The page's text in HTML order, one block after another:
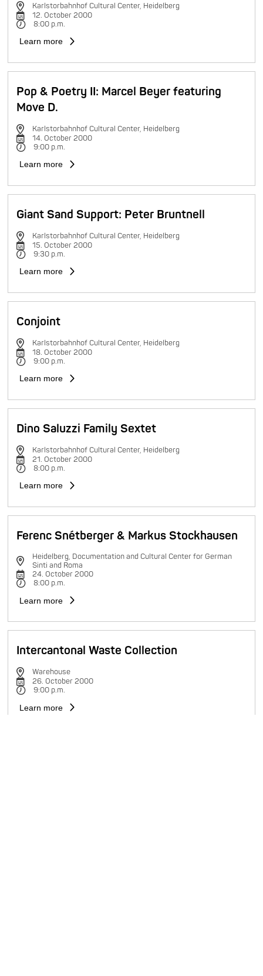
Karlstorbahnhof Cultural Center, Heidelberg
12. October 2000
8:00 p.m.
Learn more
Pop & Poetry II: Marcel Beyer featuring
Move D.
Karlstorbahnhof Cultural Center, Heidelberg
14. October 2000
9:00 p.m.
Learn more
Giant Sand Support: Peter Bruntnell
Karlstorbahnhof Cultural Center, Heidelberg
15. October 2000
9:30 p.m.
Learn more
Conjoint
Karlstorbahnhof Cultural Center, Heidelberg
18. October 2000
9:00 p.m.
Learn more
Dino Saluzzi Family Sextet
Karlstorbahnhof Cultural Center, Heidelberg
21. October 2000
8:00 p.m.
Learn more
Ferenc Snétberger & Markus Stockhausen
Heidelberg, Documentation and Cultural Center for German
Sinti and Roma
24. October 2000
8:00 p.m.
Learn more
Intercantonal Waste Collection
Warehouse
26. October 2000
9:00 p.m.
Learn more